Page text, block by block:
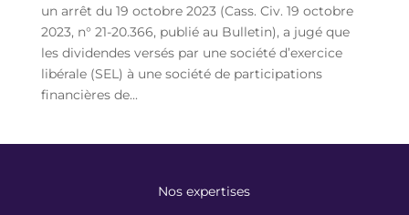
un arrêt du 19 octobre 2023 (Cass. Civ. 19 octobre
2023, n° 21-20.366, publié au Bulletin), a jugé que
les dividendes versés par une société d’exercice
libérale (SEL) à une société de participations
financières de...
Nos expertises